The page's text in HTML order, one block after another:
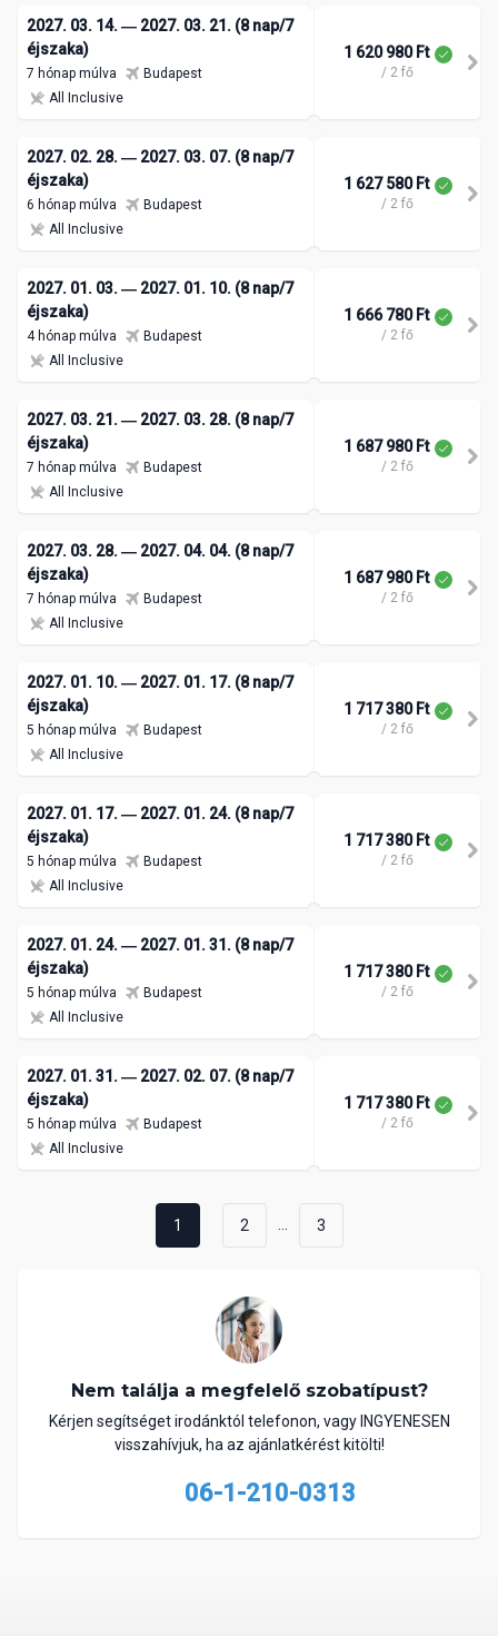
2027. 03. 14. ― 2027. 03. 21. (8 nap/7
éjszaka)
7 hónap múlva
Budapest
All Inclusive
1 620 980 Ft
/ 2 fő
2027. 02. 28. ― 2027. 03. 07. (8 nap/7
éjszaka)
6 hónap múlva
Budapest
All Inclusive
1 627 580 Ft
/ 2 fő
2027. 01. 03. ― 2027. 01. 10. (8 nap/7
éjszaka)
4 hónap múlva
Budapest
All Inclusive
1 666 780 Ft
/ 2 fő
2027. 03. 21. ― 2027. 03. 28. (8 nap/7
éjszaka)
7 hónap múlva
Budapest
All Inclusive
1 687 980 Ft
/ 2 fő
2027. 03. 28. ― 2027. 04. 04. (8 nap/7
éjszaka)
7 hónap múlva
Budapest
All Inclusive
1 687 980 Ft
/ 2 fő
2027. 01. 10. ― 2027. 01. 17. (8 nap/7
éjszaka)
5 hónap múlva
Budapest
All Inclusive
1 717 380 Ft
/ 2 fő
2027. 01. 17. ― 2027. 01. 24. (8 nap/7
éjszaka)
5 hónap múlva
Budapest
All Inclusive
1 717 380 Ft
/ 2 fő
2027. 01. 24. ― 2027. 01. 31. (8 nap/7
éjszaka)
5 hónap múlva
Budapest
All Inclusive
1 717 380 Ft
/ 2 fő
2027. 01. 31. ― 2027. 02. 07. (8 nap/7
éjszaka)
5 hónap múlva
Budapest
All Inclusive
1 717 380 Ft
/ 2 fő
1 2 ... 3
Nem találja a megfelelő szobatípust?
Kérjen segítséget irodánktól telefonon, vagy INGYENESEN
visszahívjuk, ha az ajánlatkérést kitölti!
06-1-210-0313